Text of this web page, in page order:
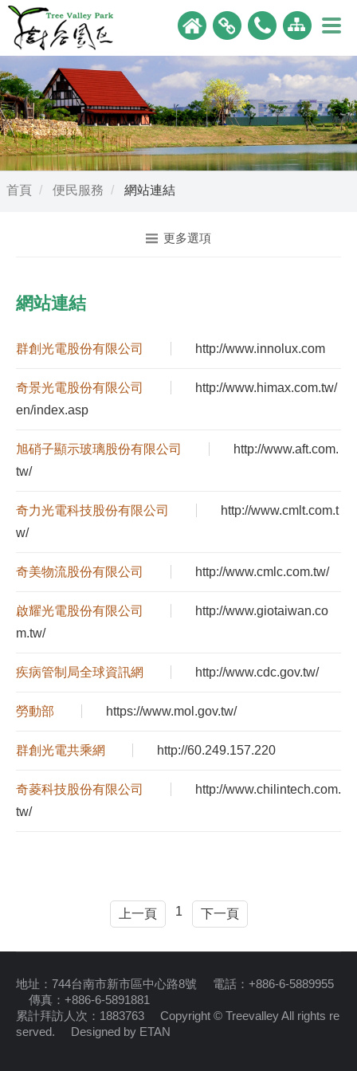
首頁 便民服務 網站連結
更多選項
網站連結
群創光電股份有限公司 http://www.innolux.com
奇景光電股份有限公司
http://www.himax.com.tw/
en/index.asp
旭硝子顯示玻璃股份有限公司
http://www.aft.com.
tw/
奇力光電科技股份有限公司
http://www.cmlt.com.t
w/
奇美物流股份有限公司 http://www.cmlc.com.tw/
啟耀光電股份有限公司
http://www.giotaiwan.co
m.tw/
疾病管制局全球資訊網 http://www.cdc.gov.tw/
勞動部 https://www.mol.gov.tw/
群創光電共乘網 http://60.249.157.220
奇菱科技股份有限公司
http://www.chilintech.com.
tw/
上一頁 1 下一頁
地址：744台南市新市區中心路8號 電話：+886-6-5889955
傳真：+886-6-5891881
累計拜訪人次：1883763 Copyright © Treevalley All rights re
served. Designed by ETAN